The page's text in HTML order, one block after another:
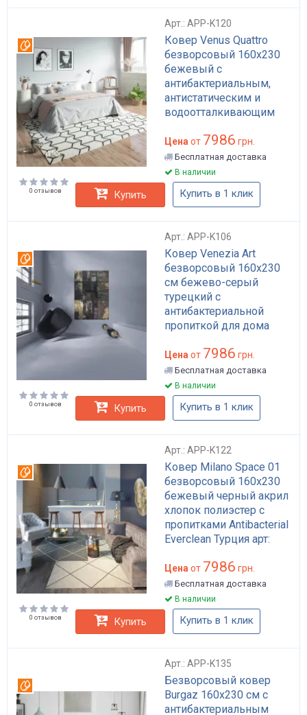
Арт.: APP-K120
Ковер Venus Quattro
безворсовый 160х230
бежевый с
антибактериальным,
антистатическим и
водоотталкивающим
K120
Цена от 7986 грн.
Бесплатная доставка
В наличии
0 отзывов Купить Купить в 1 клик
Арт.: APP-K106
Ковер Venezia Art
безворсовый 160x230
см бежево-серый
турецкий с
антибактериальной
пропиткой для дома
K106
Вотерпруф
Цена от 7986 грн.
Бесплатная доставка
В наличии
0 отзывов Купить Купить в 1 клик
Арт.: APP-K122
Ковер Milano Space 01
безворсовый 160х230
бежевый черный акрил
хлопок полиэстер с
пропитками Antibacterial
Everclean Турция арт:
Цена от 7986 грн.
Бесплатная доставка
В наличии
0 отзывов Купить Купить в 1 клик
Арт.: APP-K135
Безворсовый ковер
Burgaz 160x230 см с
антибактериальным